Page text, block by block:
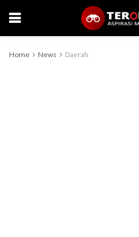
Home News Daerah